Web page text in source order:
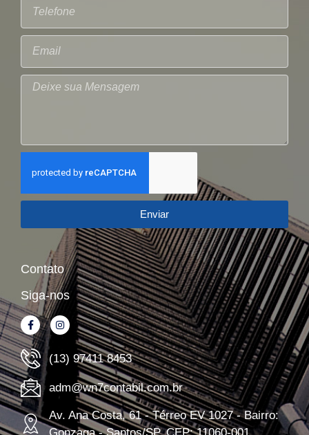
Enviar
Contato
Siga-nos
(13) 97411 8453
adm@wn7contabil.com.br
Av. Ana Costa, 61 - Térreo EV 1027 - Bairro: